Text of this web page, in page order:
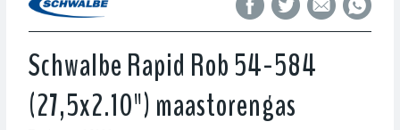
Schwalbe Rapid Rob 54-584
(27,5x2.10") maastorengas